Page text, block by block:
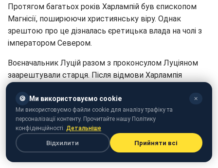
Протягом багатьох років Харлампій був єпископом
Магнісії, поширюючи християнську віру. Однак
зрештою про це дізналась єретицька влада на чолі з
імператором Севером.
Воєначальник Луцій разом з проконсулом Луціяном
заарештували старця. Після відмови Харлампія
поклонитися ідолам, святого піддали жорстоким
тортурам.
Побачивши незламність віри єпископа, воїни Ваптос
та Порфирій навернулись до християнства, за що їх
було страчено. Крім воїнів, увірували в Христа троє
🍪 Ми використовуємо cookie ✕
Ми використовуємо файли cookie для аналізу трафіку та
персоналізації контенту. Прочитайте нашу Політику
конфіденційності. Детальніше
Відхилити Прийняти всі